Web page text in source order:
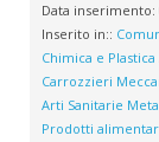
Data inserimento:
Inserito in::
Chimica e Plastica
Carrozzieri
Arti Sanitarie
Prodotti